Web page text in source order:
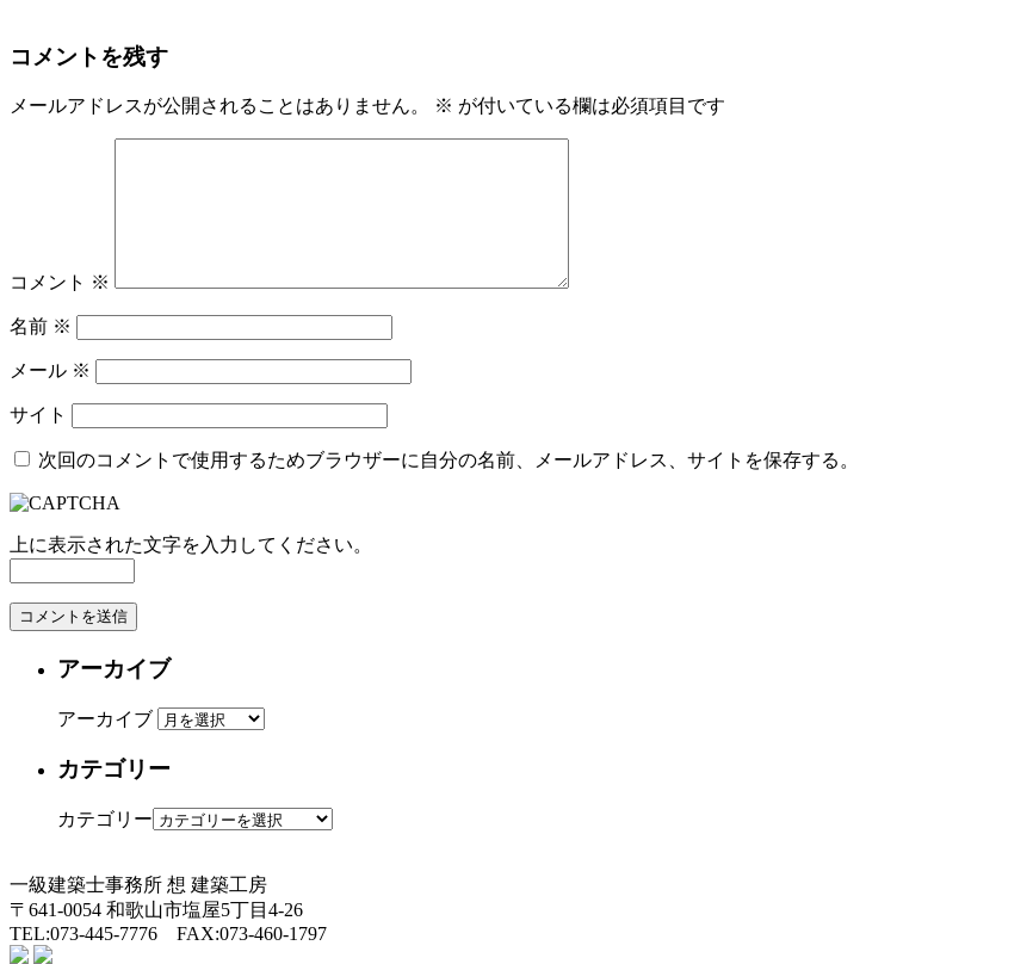
コメントを残す
メールアドレスが公開されることはありません。 ※ が付いている欄は必須項目です
コメント ※
名前 ※
メール ※
サイト
次回のコメントで使用するためブラウザーに自分の名前、メールアドレス、サイトを保存する。
上に表示された文字を入力してください。
アーカイブ
アーカイブ
カテゴリー
カテゴリー
一級建築士事務所 想 建築工房
〒641-0054 和歌山市塩屋5丁目4-26
TEL:073-445-7776 FAX:073-460-1797